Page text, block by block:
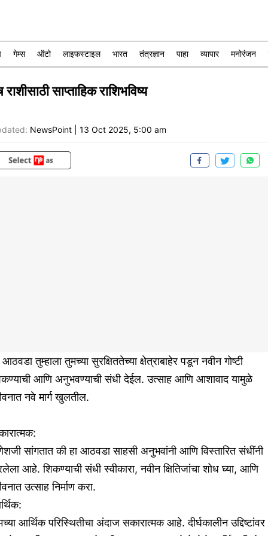
गेम्स ऑटो लाइफस्टाइल भारत तंत्रज्ञान पाहा व्यापार मनोरंजन
राशीसाठी साप्ताहिक राशिभविष्य
NewsPoint 13 Oct 2025, 5:00 am
आठवडा तुम्हाला तुमच्या सुरक्षिततेच्या क्षेत्राबाहेर पडून नवीन गोष्टी
आणि अनुभवण्याची संधी देईल. उत्साह आणि आशावाद यामुळे
नवे मार्ग खुलतील.
सांगतात की हा आठवडा साहसी अनुभवांनी आणि विस्तारित संधींनी
आहे. शिकण्याची संधी स्वीकारा, नवीन क्षितिजांचा शोध घ्या, आणि
उत्साह निर्माण करा.
आर्थिक परिस्थितीचा अंदाज सकारात्मक आहे. दीर्घकालीन उद्दिष्टांवर